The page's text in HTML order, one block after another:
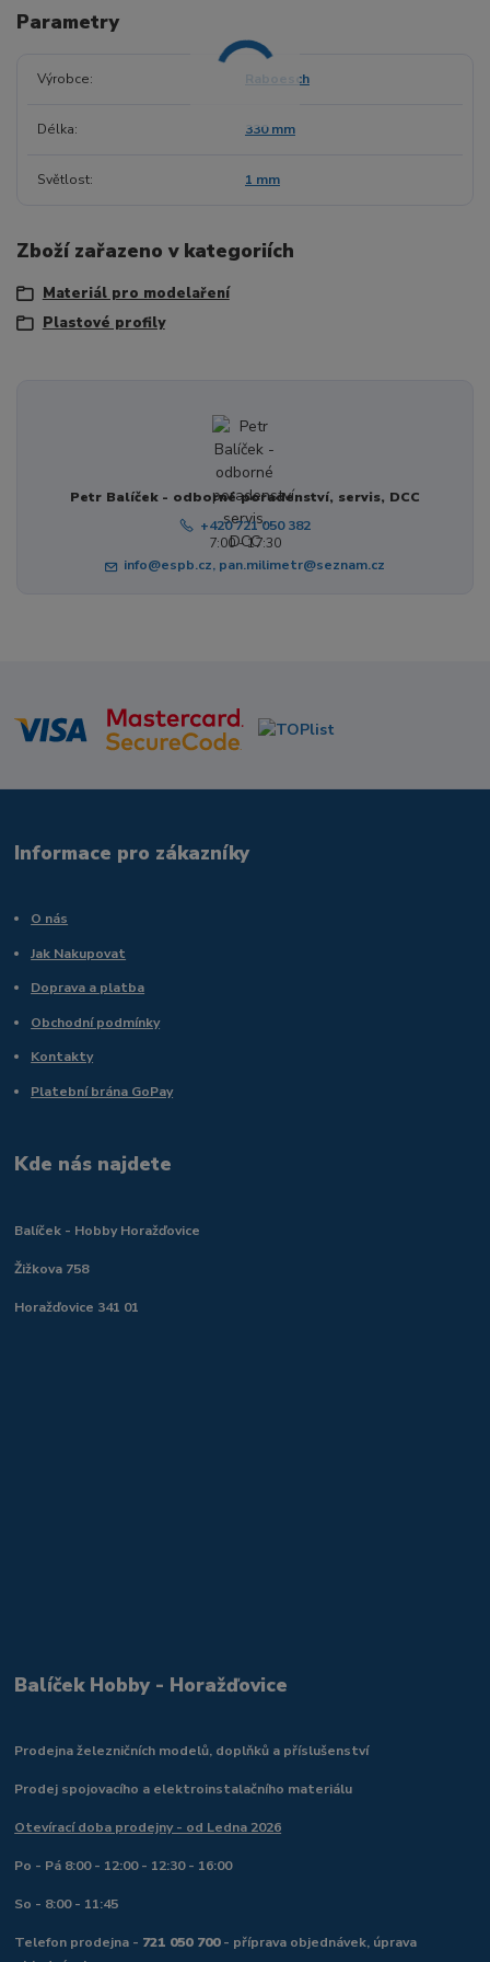
Parametry
Výrobce Raboesch
Délka 330 mm
Světlost 1 mm
Zboží zařazeno v kategoriích
Materiál pro modelaření
Plastové profily
Petr Balíček - odborné poradenství, servis, DCC
+420 721 050 382
7:00 - 17:30
info@espb.cz, pan.milimetr@seznam.cz
Informace pro zákazníky
O nás
Jak Nakupovat
Doprava a platba
Obchodní podmínky
Kontakty
Platební brána GoPay
Kde nás najdete
Balíček - Hobby Horažďovice
Žižkova 758
Horažďovice 341 01
Balíček Hobby - Horažďovice
Prodejna železničních modelů, doplňků a příslušenství
Prodej spojovacího a elektroinstalačního materiálu
Otevírací doba prodejny - od Ledna 2026
Po - Pá 8:00 - 12:00 - 12:30 - 16:00
So - 8:00 - 11:45
Telefon prodejna - 721 050 700- příprava objednávek, úprava